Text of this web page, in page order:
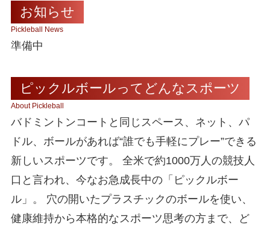
お知らせ
Pickleball News
準備中
ピックルボールってどんなスポーツ
About Pickleball
バドミントンコートと同じスペース、ネット、パ
ドル、ボールがあれば“誰でも手軽にプレー”できる
新しいスポーツです。 全米で約1000万人の競技人
口と言われ、今なお急成長中の「ピックルボー
ル」。 穴の開いたプラスチックのボールを使い、
健康維持から本格的なスポーツ思考の方まで、ど